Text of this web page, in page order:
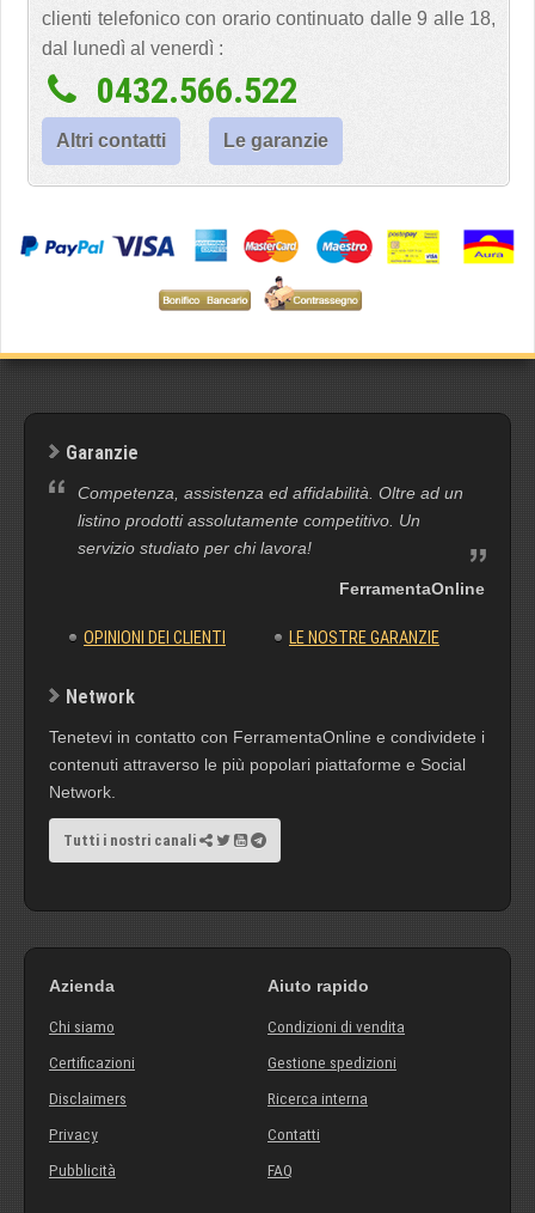
clienti telefonico con orario continuato dalle 9 alle 18,
dal lunedì al venerdì :
0432.566.522
Altri contatti Le garanzie
Garanzie
Competenza, assistenza ed affidabilità. Oltre ad un
listino prodotti assolutamente competitivo. Un
servizio studiato per chi lavora!
FerramentaOnline
OPINIONI DEI CLIENTI LE NOSTRE GARANZIE
Network
Tenetevi in contatto con FerramentaOnline e condividete i
contenuti attraverso le più popolari piattaforme e Social
Network.
Tutti i nostri canali
Azienda
Chi siamo
Certificazioni
Disclaimers
Privacy
Pubblicità
Aiuto rapido
Condizioni di vendita
Gestione spedizioni
Ricerca interna
Contatti
FAQ